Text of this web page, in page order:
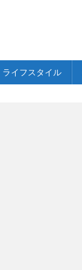
ライフスタイル